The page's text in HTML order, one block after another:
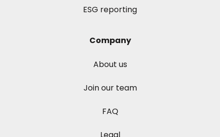
ESG reporting
Company
About us
Join our team
FAQ